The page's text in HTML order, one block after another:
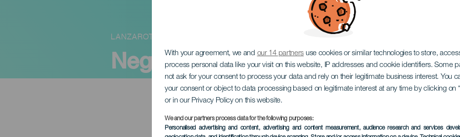
With your agreement, we and our 14 partners use cookies or similar technologies to store,
process personal data like your visit on this website, IP addresses and cookie identifiers. Some
not ask for your consent to process your data and rely on their legitimate business interest. You
your consent or object to data processing based on legitimate interest at any time by clicking on
or in our Privacy Policy on this website.
We and our partners process data for the following purposes:
Personalised advertising and content, advertising and content measurement, audience research and services
Negras
LANZAROTE
KORÁBBI ESEMÉNY